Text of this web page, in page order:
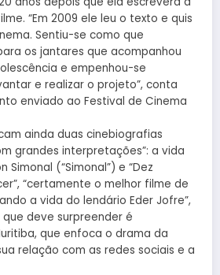
“Em 2009 ele leu o texto e quis
Sentiu-se como que
os jantares que acompanhou
e empenhou-se
e realizar o projeto”, conta
enviado ao Festival de Cinema
ainda duas cinebiografias
grandes interpretações”: a vida
Simonal (“Simonal”) e “Dez
“certamente o melhor filme de
a vida do lendário Eder Jofre”,
deve surpreender é
que enfoca o drama da
relação com as redes sociais e a